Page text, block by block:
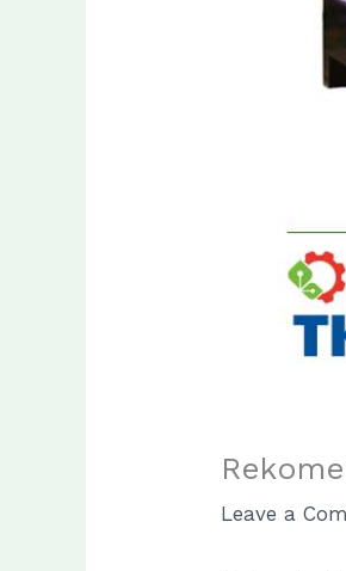
Leave a